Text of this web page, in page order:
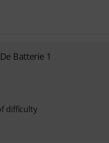
Batterie 1
difficulty